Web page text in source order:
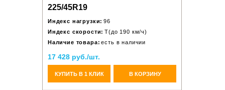
225/45R19
Индекс нагрузки: 96
Индекс скорости: T(до 190 км/ч)
Наличие товара: есть в наличии
17 428 руб./шт.
КУПИТЬ В 1 КЛИК В КОРЗИНУ